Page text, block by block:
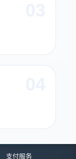
支付服务